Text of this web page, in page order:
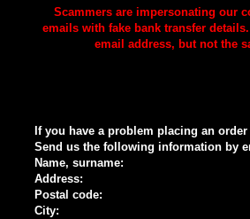
Scammers are impersonating our
emails with fake bank transfer
email address, but not the
If you have a problem placing an
Send us the following information by
Name, surname:
Address:
Postal code:
City: